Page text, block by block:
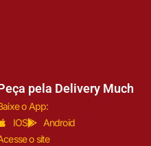
pela Delivery Much
o App:
IOS
Android
o site